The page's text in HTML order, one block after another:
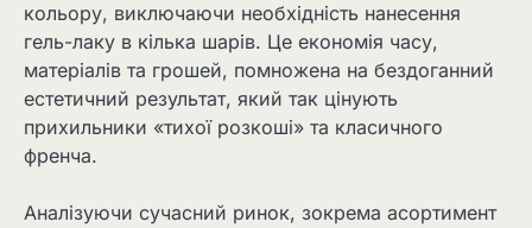
кольору, виключаючи необхідність нанесення
гель-лаку в кілька шарів. Це економія часу,
матеріалів та грошей, помножена на бездоганний
естетичний результат, який так цінують
прихильники «тихої розкоші» та класичного
френча.
Аналізуючи сучасний ринок, зокрема асортимент